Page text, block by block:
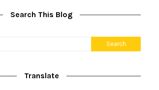
Search This Blog
Translate